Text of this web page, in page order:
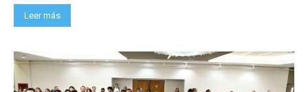
Leer más